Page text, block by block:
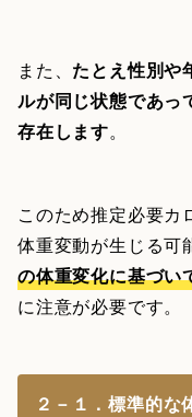
また、 たとえ性別や
ルが同じ状態であっ
存在します。
このため推定必要カ
体重変動が生じる可
の体重変化に基づい
に注意が必要です。
２－１．標準的な